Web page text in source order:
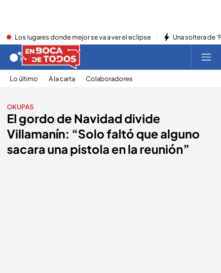
Los lugares donde mejor se va a ver el eclipse Una soltera de
Lo último A la carta Colaboradores
OKUPAS
El gordo de Navidad divide
Villamanín: “Solo faltó que alguno
sacara una pistola en la reunión”